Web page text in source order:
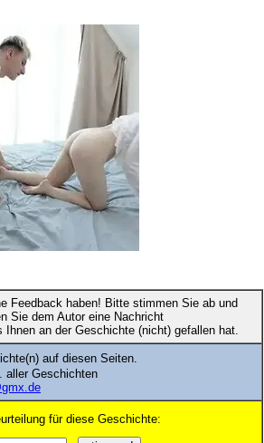
Feedback haben! Bitte stimmen Sie ab und
Sie dem Autor eine Nachricht
Ihnen an der Geschichte (nicht) gefallen hat.
auf diesen Seiten.
aller Geschichten
für diese Geschichte: